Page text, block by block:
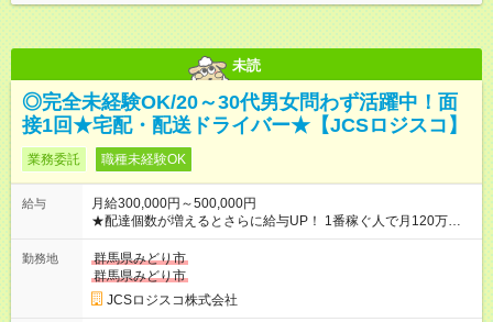
未読
◎完全未経験OK/20～30代男女問わず活躍中！面
接1回★宅配・配送ドライバー★【JCSロジスコ】
業務委託 職種未経験OK
給与
月給300,000円～500,000円
★配達個数が増えるとさらに給与UP！ 1番稼ぐ人で月120万ほ
ど！ ・主要都市エリア 月収55万円／週5日稼働 月収65万~112
万円／週6日稼働 ・地方郊外エリア 月収40万円／週5日稼働 月
収40万円~50万円／週6日稼働 ＜モデルイメージ＞ ■月収50万
円 (27歳男性/江東区在住)※元建築関係 1日150個配達×25日勤務
(日休み) ■月収80万円(43歳男性/墨田区在住)※元営業 1日200個
勤務地
群馬県みどり市
群馬県みどり市
JCSロジスコ株式会社